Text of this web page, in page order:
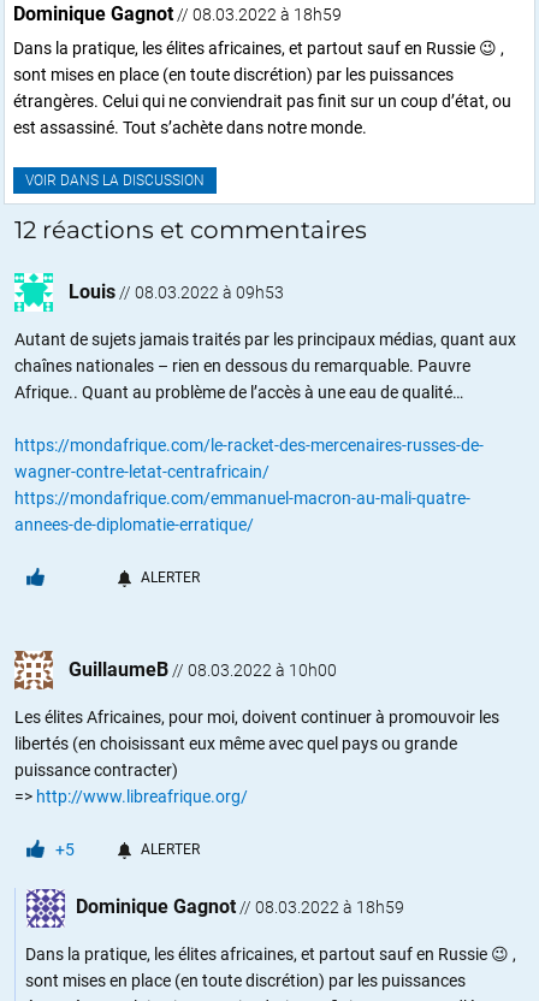
Dominique Gagnot// 08.03.2022 à 18h59
Dans la pratique, les élites africaines, et partout sauf en Russie 😉 ,
sont mises en place (en toute discrétion) par les puissances
étrangères. Celui qui ne conviendrait pas finit sur un coup d’état, ou
est assassiné. Tout s’achète dans notre monde.
VOIR DANS LA DISCUSSION
12 réactions et commentaires
Louis // 08.03.2022 à 09h53
Autant de sujets jamais traités par les principaux médias, quant aux
chaînes nationales – rien en dessous du remarquable. Pauvre
Afrique.. Quant au problème de l’accès à une eau de qualité…
https://mondafrique.com/le-racket-des-mercenaires-russes-de-
wagner-contre-letat-centrafricain/
https://mondafrique.com/emmanuel-macron-au-mali-quatre-
annees-de-diplomatie-erratique/
ALERTER
GuillaumeB // 08.03.2022 à 10h00
Les élites Africaines, pour moi, doivent continuer à promouvoir les
libertés (en choisissant eux même avec quel pays ou grande
puissance contracter)
=> http://www.libreafrique.org/
+5 ALERTER
Dominique Gagnot // 08.03.2022 à 18h59
Dans la pratique, les élites africaines, et partout sauf en Russie 😉 ,
sont mises en place (en toute discrétion) par les puissances